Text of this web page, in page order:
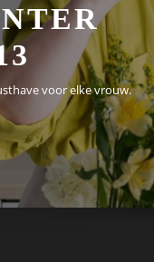
voor elke vrouw.